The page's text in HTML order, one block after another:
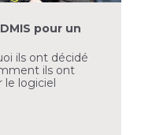
pour un
ils ont décidé
ils ont
le logiciel